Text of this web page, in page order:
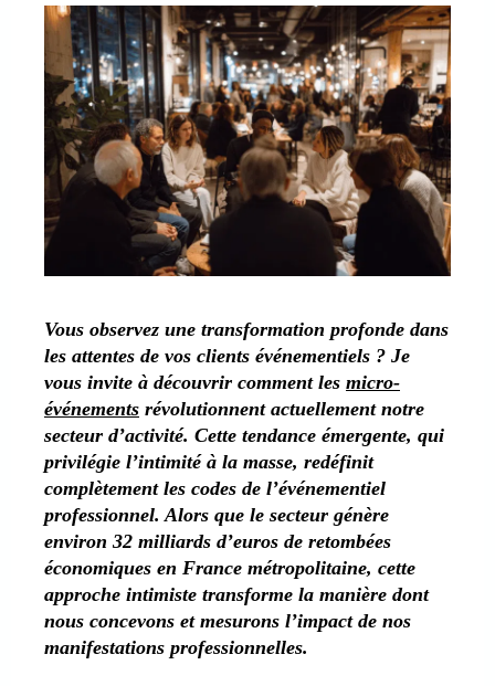
Vous observez une transformation profonde dans
les attentes de vos clients événementiels ? Je
vous invite à découvrir comment les micro-
événements révolutionnent actuellement notre
secteur d’activité. Cette tendance émergente, qui
privilégie l’intimité à la masse, redéfinit
complètement les codes de l’événementiel
professionnel. Alors que le secteur génère
environ 32 milliards d’euros de retombées
économiques en France métropolitaine, cette
approche intimiste transforme la manière dont
nous concevons et mesurons l’impact de nos
manifestations professionnelles.